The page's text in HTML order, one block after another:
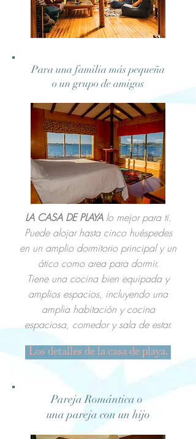
Para una familia más pequeña
o un grupo de amigos
LA CASA DE PLAYAlo mejor para ti.
Puede alojar hasta cinco huéspedes
en un amplio dormitorio principal y un
ático como area para dormir.
Tiene una cocina bien equipada y
amplios espacios, incluyendo una
amplia habitación y cocina
espaciosa, comedor y sala de estar.
Los detalles de la casa de playa.
Pareja Romántica o
una pareja con un hijo